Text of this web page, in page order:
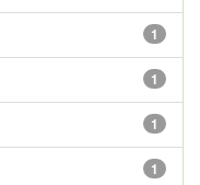
1
1
1
1